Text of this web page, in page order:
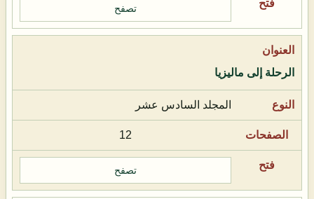
تصفح
الرحلة إلى ماليزيا
المجلد السادس عشر
12
تصفح